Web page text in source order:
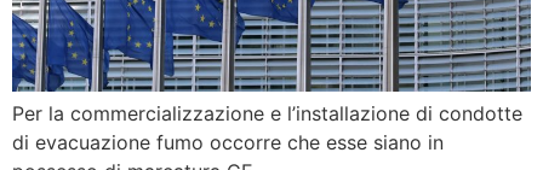
Per la commercializzazione e l’installazione di condotte
di evacuazione fumo occorre che esse siano in